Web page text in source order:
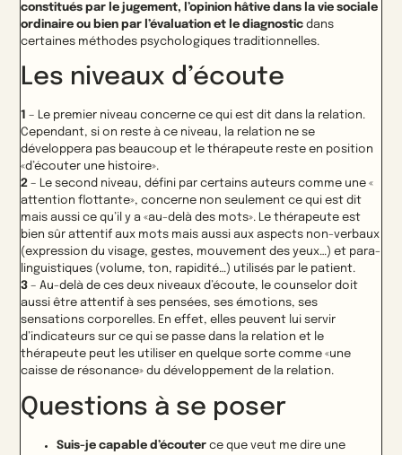
constitués par le jugement, l’opinion hâtive dans la vie sociale
ordinaire ou bien par l’évaluation et le diagnostic dans
certaines méthodes psychologiques traditionnelles.
Les niveaux d’écoute
1 – Le premier niveau concerne ce qui est dit dans la relation.
Cependant, si on reste à ce niveau, la relation ne se
développera pas beaucoup et le thérapeute reste en position
«d’écouter une histoire».
2 – Le second niveau, défini par certains auteurs comme une «
attention flottante», concerne non seulement ce qui est dit
mais aussi ce qu’il y a «au-delà des mots». Le thérapeute est
bien sûr attentif aux mots mais aussi aux aspects non-verbaux
(expression du visage, gestes, mouvement des yeux…) et para-
linguistiques (volume, ton, rapidité…) utilisés par le patient.
3 – Au-delà de ces deux niveaux d’écoute, le counselor doit
aussi être attentif à ses pensées, ses émotions, ses
sensations corporelles. En effet, elles peuvent lui servir
d’indicateurs sur ce qui se passe dans la relation et le
thérapeute peut les utiliser en quelque sorte comme «une
caisse de résonance» du développement de la relation.
Questions à se poser
Suis-je capable d’écouter ce que veut me dire une